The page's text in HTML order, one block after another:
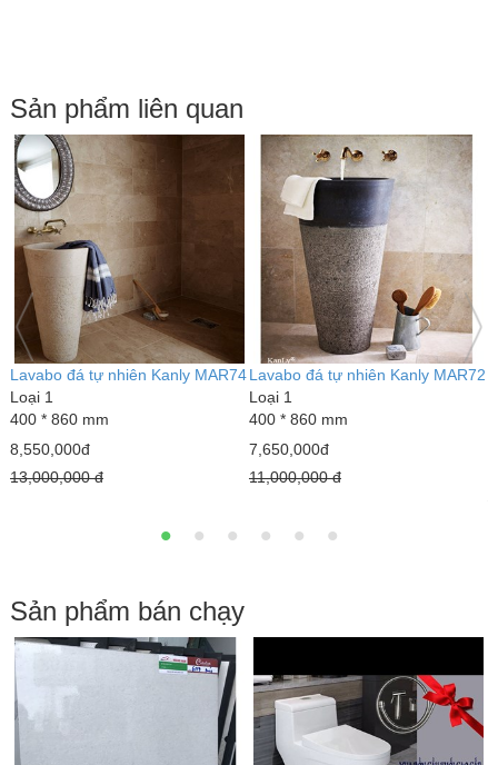
Sản phẩm liên quan
Lavabo đá tự nhiên Kanly MAR74
Loại 1
400 * 860 mm
8,550,000đ
13,000,000 đ
Lavabo đá tự nhiên Kanly MAR72
Loại 1
400 * 860 mm
7,650,000đ
11,000,000 đ
Sản phẩm bán chạy